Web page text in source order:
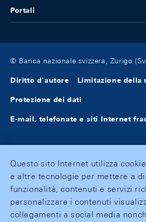
Portali
© Banca nazionale svizzera, Zurigo
Diritto d'autore Limitazione della
Protezione dei dati
E-mail, telefonate e siti Internet
Questo sito Internet utilizza
e altre tecnologie per mettere a
funzionalità, contenuti e servizi
personalizzare i contenuti
collegamenti a social media